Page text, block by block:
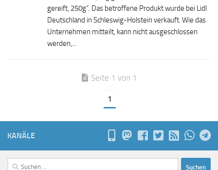
gereift, 250g“. Das betroffene Produkt wurde bei Lidl
Deutschland in Schleswig-Holstein verkauft. Wie das
Unternehmen mitteilt, kann nicht ausgeschlossen
werden,...
Seite 1 von 1
1
KANÄLE
Suchen